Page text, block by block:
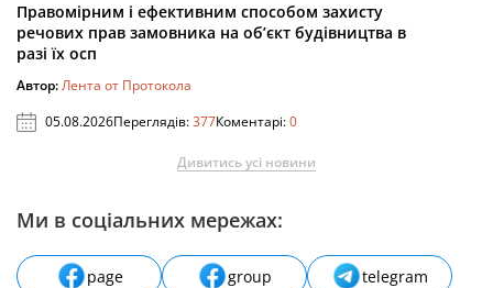
Правомірним і ефективним способом захисту
речових прав замовника на об’єкт будівництва в
разі їх осп
Автор:Лента от Протокола
05.08.2026Переглядів:377Коментарі:0
Дивитись усі новини
Ми в соціальних мережах:
page group
telegram